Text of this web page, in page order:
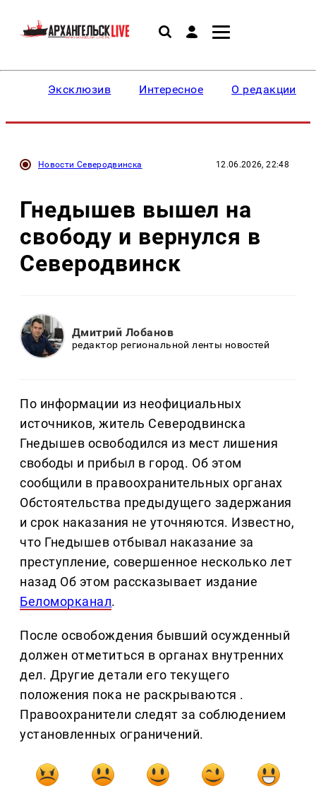
Эксклюзив Интересное О редакции
Новости Северодвинска 12.06.2026, 22:48
Гнедышев вышел на
свободу и вернулся в
Северодвинск
Дмитрий Лобанов
редактор региональной ленты новостей
По информации из неофициальных
источников, житель Северодвинска
Гнедышев освободился из мест лишения
свободы и прибыл в город. Об этом
сообщили в правоохранительных органах
Обстоятельства предыдущего задержания
и срок наказания не уточняются. Известно,
что Гнедышев отбывал наказание за
преступление, совершенное несколько лет
назад Об этом рассказывает издание
Беломорканал.
После освобождения бывший осужденный
должен отметиться в органах внутренних
дел. Другие детали его текущего
положения пока не раскрываются .
Правоохранители следят за соблюдением
установленных ограничений.